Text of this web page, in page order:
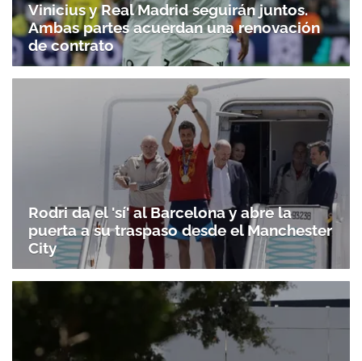
Vinicius y Real Madrid seguirán juntos.
Ambas partes acuerdan una renovación
de contrato
Rodri da el 'sí' al Barcelona y abre la
puerta a su traspaso desde el Manchester
City